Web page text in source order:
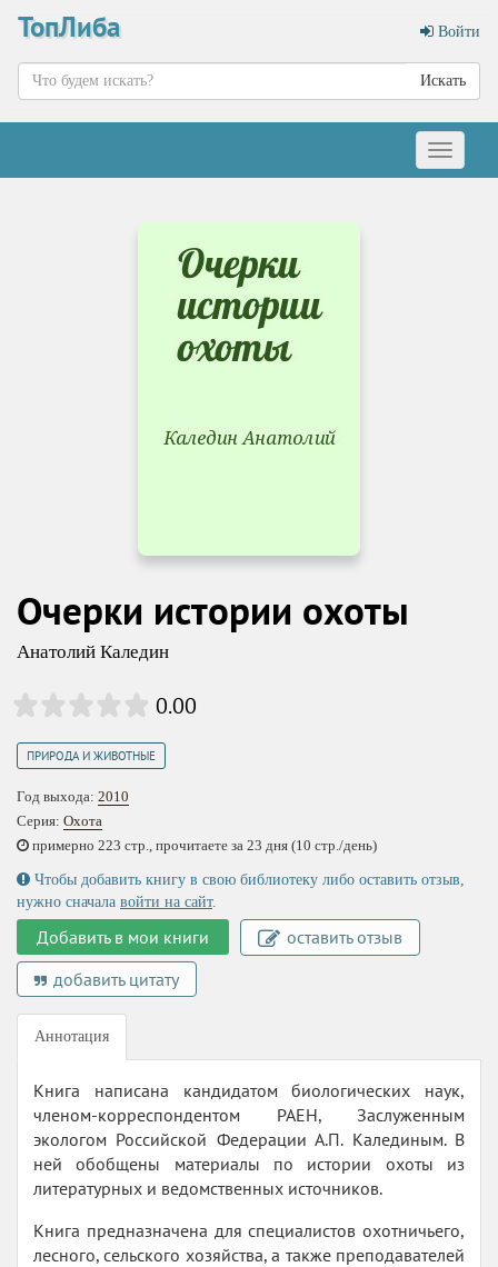
ТопЛиба Войти
Искать
Меню
Очерки истории охоты
Анатолий Каледин
0.00
ПРИРОДА И ЖИВОТНЫЕ
Год выхода: 2010
Серия: Охота
примерно 223 стр., прочитаете за 23 дня (10 стр./день)
Чтобы добавить книгу в свою библиотеку либо оставить отзыв,
нужно сначала войти на сайт.
Добавить в мои книги
оставить отзыв
добавить цитату
Аннотация
Книга написана кандидатом биологических наук,
членом-корреспондентом РАЕН, Заслуженным
экологом Российской Федерации А.П. Калединым. В
ней обобщены материалы по истории охоты из
литературных и ведомственных источников.
Книга предназначена для специалистов охотничьего,
лесного, сельского хозяйства, а также преподавателей